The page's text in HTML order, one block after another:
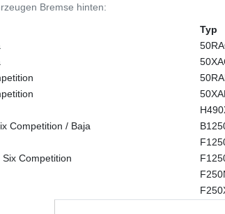
Bremse hinten:
Typ
Competition / Baja
Competition